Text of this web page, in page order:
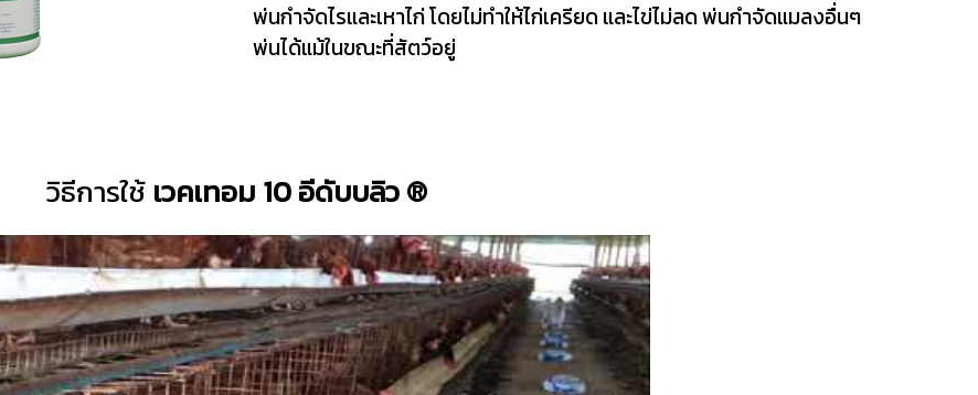
พ่นกำจัดไรและเหาไก่ โดยไม่ทำให้ไก่เครียด และไข่ไม่ลด พ่นกำจัดแมลงอื่นๆ
พ่นได้แม้ในขณะที่สัตว์อยู่
วิธีการใช้ เวคเทอม 10 อีดับบลิว ®